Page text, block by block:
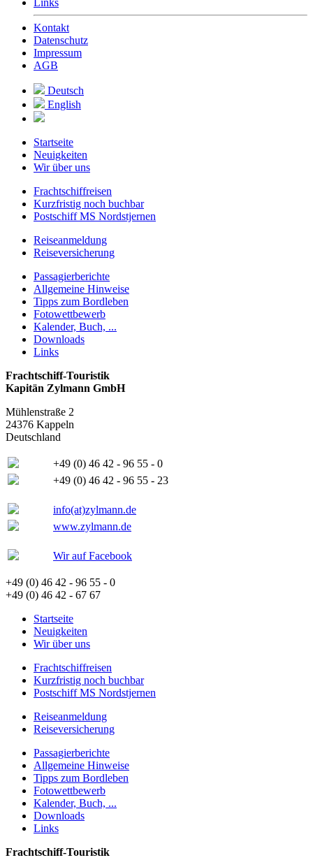
Links
Kontakt
Datenschutz
Impressum
AGB
Deutsch
English
Startseite
Neuigkeiten
Wir über uns
Frachtschiffreisen
Kurzfristig noch buchbar
Postschiff MS Nordstjernen
Reiseanmeldung
Reiseversicherung
Passagierberichte
Allgemeine Hinweise
Tipps zum Bordleben
Fotowettbewerb
Kalender, Buch, ...
Downloads
Links
Frachtschiff-Touristik
Kapitän Zylmann GmbH
Mühlenstraße 2
24376 Kappeln
Deutschland
+49 (0) 46 42 - 96 55 - 0
+49 (0) 46 42 - 96 55 - 23
info(at)zylmann.de
www.zylmann.de
Wir auf Facebook
+49 (0) 46 42 - 96 55 - 0
+49 (0) 46 42 - 67 67
Startseite
Neuigkeiten
Wir über uns
Frachtschiffreisen
Kurzfristig noch buchbar
Postschiff MS Nordstjernen
Reiseanmeldung
Reiseversicherung
Passagierberichte
Allgemeine Hinweise
Tipps zum Bordleben
Fotowettbewerb
Kalender, Buch, ...
Downloads
Links
Frachtschiff-Touristik